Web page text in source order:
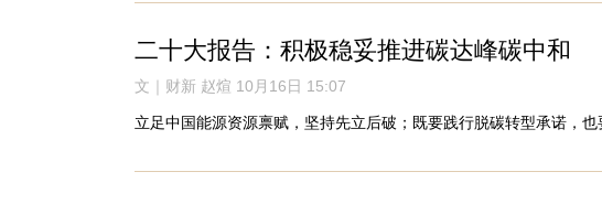
二十大报告：积极稳妥推进碳达峰碳中和
文｜财新 赵煊 10月16日 15:07
立足中国能源资源禀赋，坚持先立后破；既要践行脱碳转型承诺，